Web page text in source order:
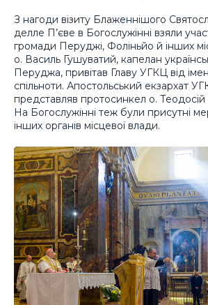
З нагоди візиту Блаженнішого
делле П’єве в Богослужінні взяли
громади Перуджі, Фоліньйо й інших
о. Василь Гушуватий, капелан
Перуджа, привітав Главу УГКЦ від
спільноти. Апостольський екзархат
представляв протосинкел о. Теодосій
На Богослужінні теж були присутні
інших органів місцевої влади.